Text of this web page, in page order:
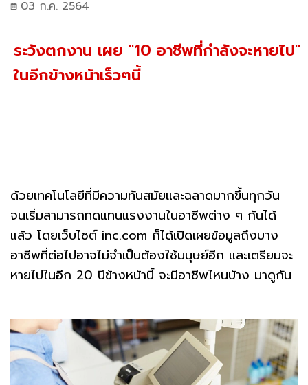
03 ก.ค. 2564
ระวังตกงาน เผย "10 อาชีพที่กำลังจะหายไป"
ในอีกข้างหน้าเร็วๆนี้
ด้วยเทคโนโลยีที่มีความทันสมัยและฉลาดมากขึ้นทุกวัน
จนเริ่มสามารถทดแทนแรงงานในอาชีพต่าง ๆ กันได้
แล้ว โดยเว็บไซต์ inc.com ก็ได้เปิดเผยข้อมูลถึงบาง
อาชีพที่ต่อไปอาจไม่จำเป็นต้องใช้มนุษย์อีก และเตรียมจะ
หายไปในอีก 20 ปีข้างหน้านี้ จะมีอาชีพไหนบ้าง มาดูกัน